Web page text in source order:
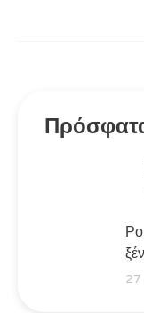
27